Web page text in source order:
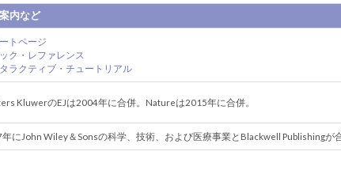
内など
トページ
ク・レファレンス
ラクティブ・チュートリアル
KluwerのEJは2004年に合併。Natureは2015年に合併。
にJohn Wiley＆Sonsの科学、技術、および医療事業とBlackwell Publishingが